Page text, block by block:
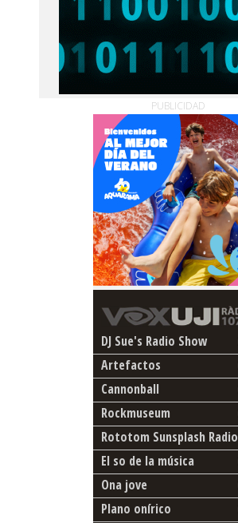
PUBLICIDAD
DJ Sue's Radio Show
Artefactos
Cannonball
Rockmuseum
Rototom Sunsplash Radio
El so de la música
Ona jove
Plano onírico